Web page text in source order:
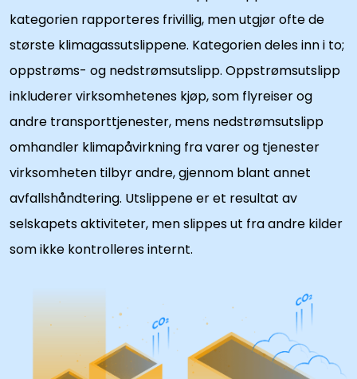
kategorien rapporteres frivillig, men utgjør ofte de
største klimagassutslippene. Kategorien deles inn i to;
oppstrøms- og nedstrømsutslipp. Oppstrømsutslipp
inkluderer virksomhetenes kjøp, som flyreiser og
andre transporttjenester, mens nedstrømsutslipp
omhandler klimapåvirkning fra varer og tjenester
virksomheten tilbyr andre, gjennom blant annet
avfallshåndtering. Utslippene er et resultat av
selskapets aktiviteter, men slippes ut fra andre kilder
som ikke kontrolleres internt.